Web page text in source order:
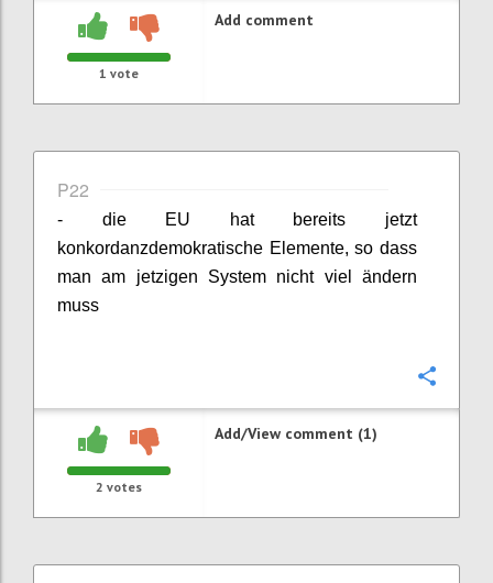
1 vote
Add comment
P22
- die EU hat bereits jetzt
konkordanzdemokratische Elemente, so dass
man am jetzigen System nicht viel ändern
muss
2 votes
Add/View comment (1)